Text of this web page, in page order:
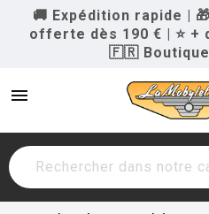
🚚 Expédition rapide |
offerte dès 190 € | ⭐
🇫🇷 Boutique
menu